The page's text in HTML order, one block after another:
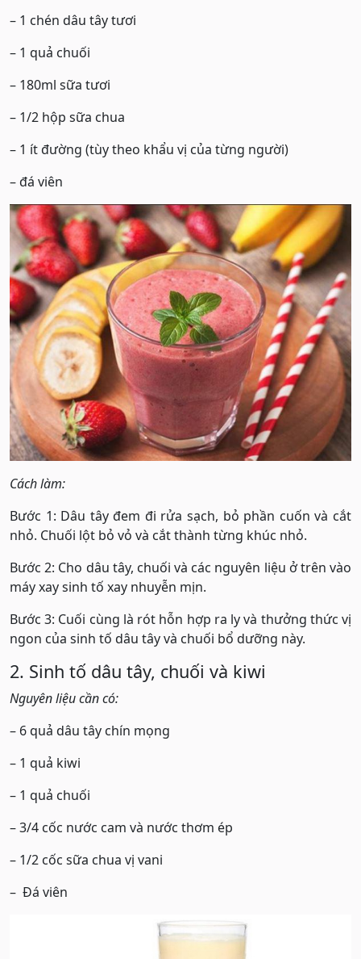
– 1 chén dâu tây tươi
– 1 quả chuối
– 180ml sữa tươi
– 1/2 hộp sữa chua
– 1 ít đường (tùy theo khẩu vị của từng người)
– đá viên
Cách làm:
Bước 1: Dâu tây đem đi rửa sạch, bỏ phần cuốn và cắt
nhỏ. Chuối lột bỏ vỏ và cắt thành từng khúc nhỏ.
Bước 2: Cho dâu tây, chuối và các nguyên liệu ở trên vào
máy xay sinh tố xay nhuyễn mịn.
Bước 3: Cuối cùng là rót hỗn hợp ra ly và thưởng thức vị
ngon của sinh tố dâu tây và chuối bổ dưỡng này.
2. Sinh tố dâu tây, chuối và kiwi
Nguyên liệu cần có:
– 6 quả dâu tây chín mọng
– 1 quả kiwi
– 1 quả chuối
– 3/4 cốc nước cam và nước thơm ép
– 1/2 cốc sữa chua vị vani
– Đá viên